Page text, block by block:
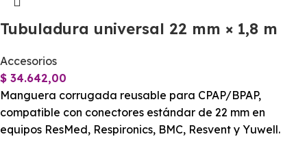
Tubuladura universal 22 mm × 1,8 m
Accesorios
$ 34.642,00
Manguera corrugada reusable para CPAP/BPAP,
compatible con conectores estándar de 22 mm en
equipos ResMed, Respironics, BMC, Resvent y Yuwell.